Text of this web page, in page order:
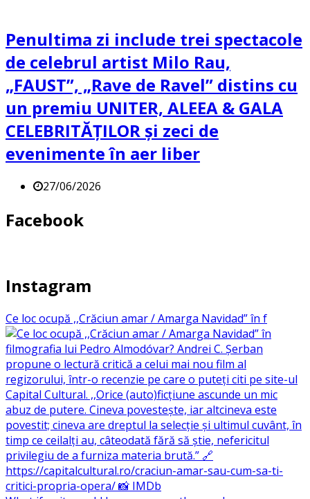
Penultima zi include trei spectacole
de celebrul artist Milo Rau,
„FAUST”, „Rave de Ravel” distins cu
un premiu UNITER, ALEEA & GALA
CELEBRITĂȚILOR și zeci de
evenimente în aer liber
27/06/2026
Facebook
Instagram
Ce loc ocupă ,,Crăciun amar / Amarga Navidad” în f